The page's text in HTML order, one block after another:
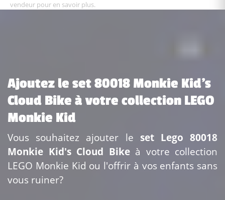
vendeur pour en savoir plus.
Ajoutez le set 80018 Monkie Kid's
Cloud Bike à votre collection LEGO
Monkie Kid
Vous souhaitez ajouter le set Lego 80018
Monkie Kid's Cloud Bikeà votre collection
LEGO Monkie Kid ou l'offrir à vos enfants sans
vous ruiner?